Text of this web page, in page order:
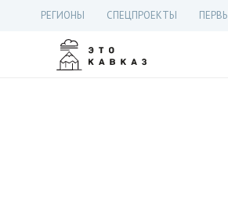
РЕГИОНЫ СПЕЦПРОЕКТЫ